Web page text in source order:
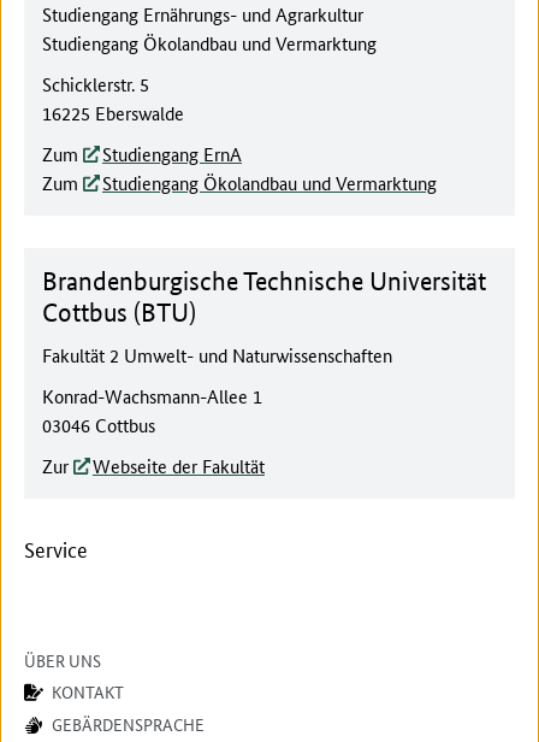
Studiengang Ernährungs- und Agrarkultur
Studiengang Ökolandbau und Vermarktung
Schicklerstr. 5
16225 Eberswalde
Zum
Studiengang ErnA
Zum
Studiengang Ökolandbau und Vermarktung
Brandenburgische Technische Universität
Cottbus (BTU)
Fakultät 2 Umwelt- und Naturwissenschaften
Konrad-Wachsmann-Allee 1
03046 Cottbus
Zur
Webseite der Fakultät
Service
ÜBER UNS
KONTAKT
GEBÄRDENSPRACHE